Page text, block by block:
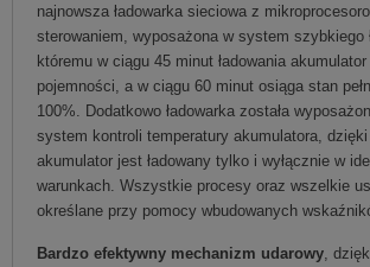
najnowsza ładowarka sieciowa z
sterowaniem, wyposażona w system szybkiego
któremu w ciągu 45 minut ładowania
pojemności, a w ciągu 60 minut osiąga stan
100%. Dodatkowo ładowarka została
system kontroli temperatury akumulatora,
akumulator jest ładowany tylko i wyłącznie w
warunkach. Wszystkie procesy oraz wszelkie
określane przy pomocy wbudowanych
Bardzo efektywny mechanizm udarowy ,